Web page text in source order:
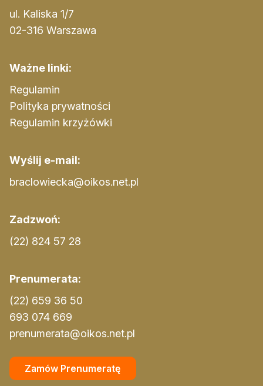
ul. Kaliska 1/7
02-316 Warszawa
Ważne linki:
Regulamin
Polityka prywatności
Regulamin krzyżówki
Wyślij e-mail:
braclowiecka@oikos.net.pl
Zadzwoń:
(22) 824 57 28
Prenumerata:
(22) 659 36 50
693 074 669
prenumerata@oikos.net.pl
Zamów Prenumeratę